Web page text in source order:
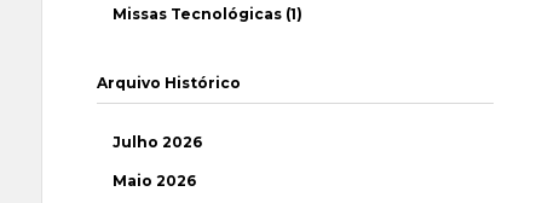
Missas Tecnológicas (1)
Arquivo Histórico
Julho 2026
Maio 2026